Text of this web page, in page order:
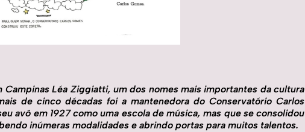
Campinas Léa Ziggiatti, um dos nomes mais importantes da cultura
de cinco décadas foi a mantenedora do Conservatório Carlos
avô em 1927 como uma escola de música, mas que se consolidou
inúmeras modalidades e abrindo portas para muitos talentos.